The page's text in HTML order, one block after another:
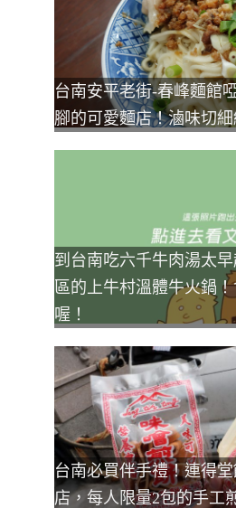
台南安平老街-春峰麵館
腳的可愛麵店！滷味切
到台南吃六千牛肉湯太
區的上牛村溫體牛火鍋
喔！
台南必買伴手禮！連得
店，每人限量2包的手工